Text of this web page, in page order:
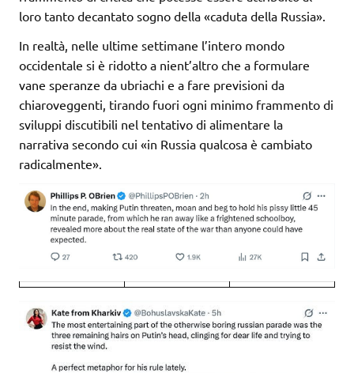
loro tanto decantato sogno della «caduta della Russia».
In realtà, nelle ultime settimane l’intero mondo
occidentale si è ridotto a nient’altro che a formulare
vane speranze da ubriachi e a fare previsioni da
chiaroveggenti, tirando fuori ogni minimo frammento di
sviluppi discutibili nel tentativo di alimentare la
narrativa secondo cui «in Russia qualcosa è cambiato
radicalmente».